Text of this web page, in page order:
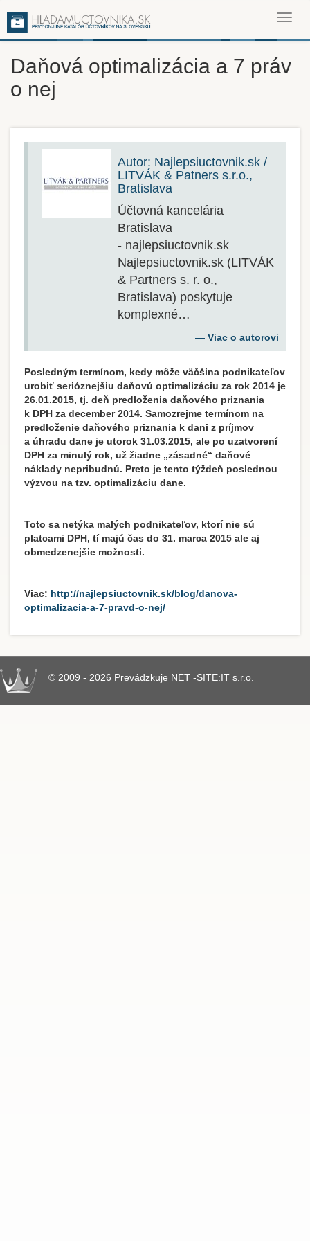
Daňová optimalizácia a 7 práv
o nej
Autor: Najlepsiuctovnik.sk /
LITVÁK & Patners s.r.o.,
Bratislava
Účtovná kancelária
Bratislava
- najlepsiuctovnik.sk
Najlepsiuctovnik.sk (LITVÁK
& Partners s. r. o.,
Bratislava) poskytuje
komplexné…
Viac o autorovi
Posledným termínom, kedy môže väčšina podnikateľov
urobiť serióznejšiu daňovú optimalizáciu za rok 2014 je
26.01.2015, tj. deň predloženia daňového priznania
k DPH za december 2014. Samozrejme termínom na
predloženie daňového priznania k dani z príjmov
a úhradu dane je utorok 31.03.2015, ale po uzatvorení
DPH za minulý rok, už žiadne „zásadné“ daňové
náklady nepribudnú. Preto je tento týždeň poslednou
výzvou na tzv. optimalizáciu dane.
Toto sa netýka malých podnikateľov, ktorí nie sú
platcami DPH, tí majú čas do 31. marca 2015 ale aj
obmedzenejšie možnosti.
Viac: http://najlepsiuctovnik.sk/blog/danova-
optimalizacia-a-7-pravd-o-nej/
© 2009 - 2026 Prevádzkuje NET -SITE:IT s.r.o.